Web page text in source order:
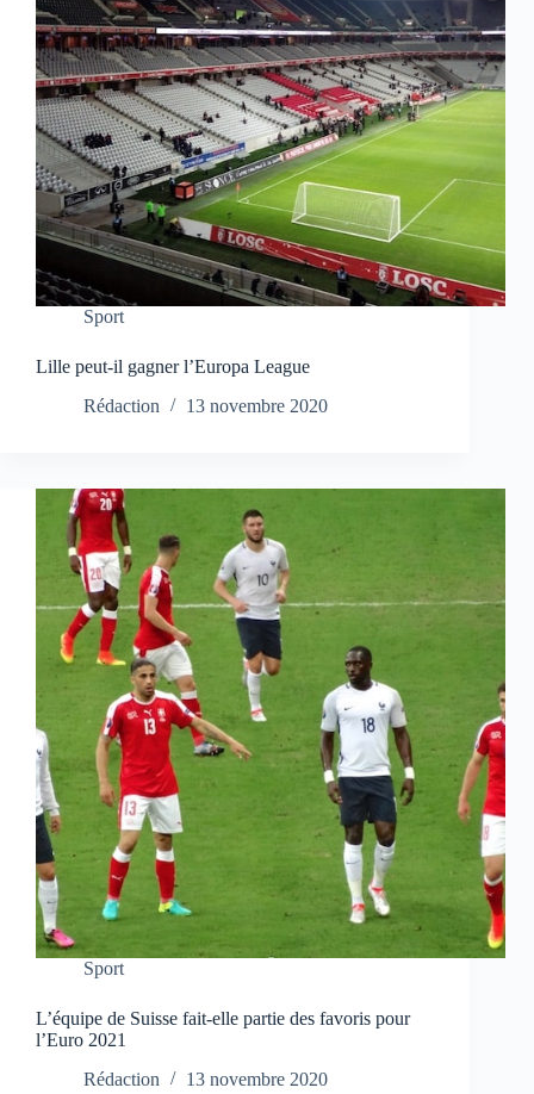
Sport
Lille peut-il gagner l’Europa League
Rédaction
13 novembre 2020
Sport
L’équipe de Suisse fait-elle partie des favoris pour
l’Euro 2021
Rédaction
13 novembre 2020